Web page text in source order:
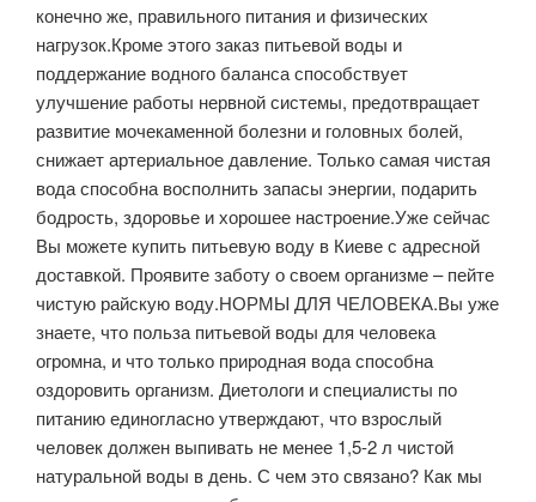
конечно же, правильного питания и физических
нагрузок.Кроме этого заказ питьевой воды и
поддержание водного баланса способствует
улучшение работы нервной системы, предотвращает
развитие мочекаменной болезни и головных болей,
снижает артериальное давление. Только самая чистая
вода способна восполнить запасы энергии, подарить
бодрость, здоровье и хорошее настроение.Уже сейчас
Вы можете купить питьевую воду в Киеве с адресной
доставкой. Проявите заботу о своем организме – пейте
чистую райскую воду.НОРМЫ ДЛЯ ЧЕЛОВЕКА.Вы уже
знаете, что польза питьевой воды для человека
огромна, и что только природная вода способна
оздоровить организм. Диетологи и специалисты по
питанию единогласно утверждают, что взрослый
человек должен выпивать не менее 1,5-2 л чистой
натуральной воды в день. С чем это связано? Как мы